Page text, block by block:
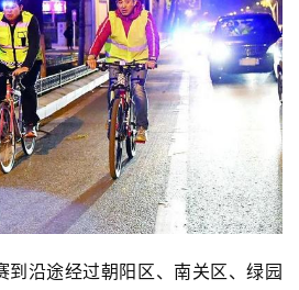
到沿途经过朝阳区、南关区、绿园